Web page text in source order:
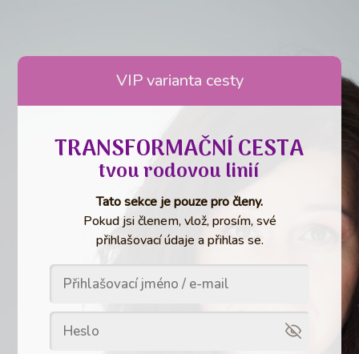
VIP varianta cesty
TRANSFORMAČNÍ CESTA
tvou rodovou linií
Tato sekce je pouze pro členy.
Pokud jsi členem, vlož, prosím, své
přihlašovací údaje a přihlas se.